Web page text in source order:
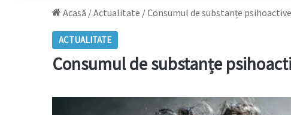
Acasă /Actualitate /Consumul de substanțe
ACTUALITATE
Consumul de substanțe